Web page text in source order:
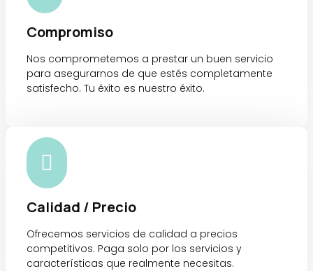
Compromiso
Nos comprometemos a prestar un buen servicio
para asegurarnos de que estés completamente
satisfecho. Tu éxito es nuestro éxito.

Calidad / Precio
Ofrecemos servicios de calidad a precios
competitivos. Paga solo por los servicios y
características que realmente necesitas.